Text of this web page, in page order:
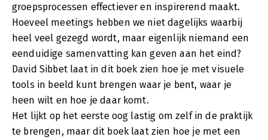
groepsprocessen effectiever en inspirerend maakt.
Hoeveel meetings hebben we niet dagelijks waarbij
heel veel gezegd wordt, maar eigenlijk niemand een
eenduidige samenvatting kan geven aan het eind?
David Sibbet laat in dit boek zien hoe je met visuele
tools in beeld kunt brengen waar je bent, waar je
heen wilt en hoe je daar komt.
Het lijkt op het eerste oog lastig om zelf in de praktijk
te brengen, maar dit boek laat zien hoe je met een